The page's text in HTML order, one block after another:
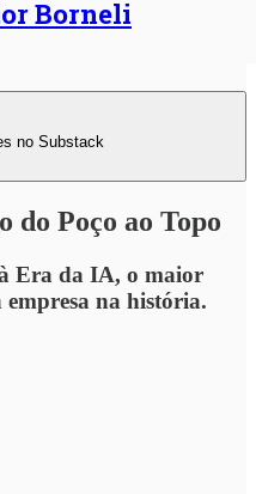
Borneli
no Substack
do Poço ao Topo
Era da IA, o maior
empresa na história.